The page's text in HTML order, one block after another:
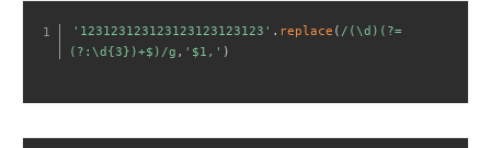
'123123123123123123123123' . replace ( /(\d)(?=
(?:\d{3})+$)/g , '$1,' )